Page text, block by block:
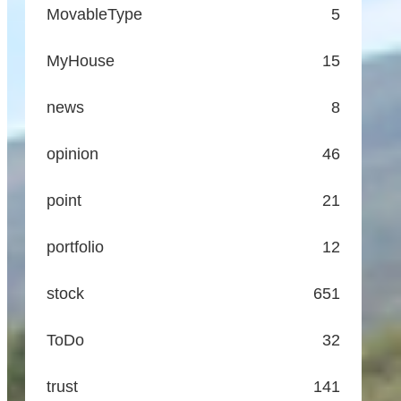
MovableType 5
MyHouse 15
news 8
opinion 46
point 21
portfolio 12
stock 651
ToDo 32
trust 141